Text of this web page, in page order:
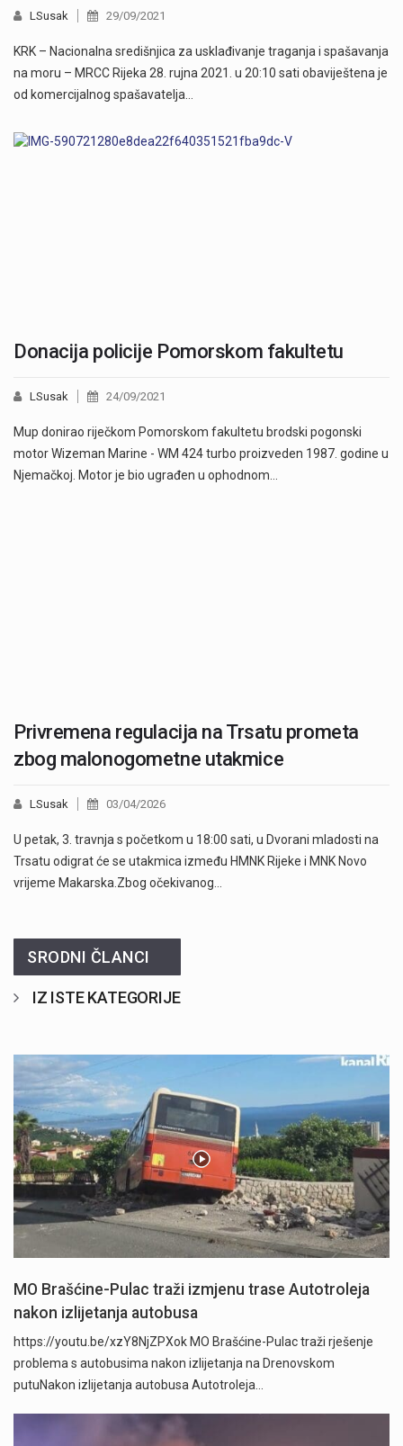
LSusak 29/09/2021
KRK – Nacionalna središnjica za usklađivanje traganja i spašavanja
na moru – MRCC Rijeka 28. rujna 2021. u 20:10 sati obaviještena je
od komercijalnog spašavatelja…
Donacija policije Pomorskom fakultetu
LSusak 24/09/2021
Mup donirao riječkom Pomorskom fakultetu brodski pogonski
motor Wizeman Marine - WM 424 turbo proizveden 1987. godine u
Njemačkoj. Motor je bio ugrađen u ophodnom…
Privremena regulacija na Trsatu prometa
zbog malonogometne utakmice
LSusak 03/04/2026
U petak, 3. travnja s početkom u 18:00 sati, u Dvorani mladosti na
Trsatu odigrat će se utakmica između HMNK Rijeke i MNK Novo
vrijeme Makarska.Zbog očekivanog…
SRODNI ČLANCI
IZ ISTE KATEGORIJE
MO Brašćine-Pulac traži izmjenu trase Autotroleja
nakon izlijetanja autobusa
https://youtu.be/xzY8NjZPXok MO Brašćine-Pulac traži rješenje
problema s autobusima nakon izlijetanja na Drenovskom
putuNakon izlijetanja autobusa Autotroleja…